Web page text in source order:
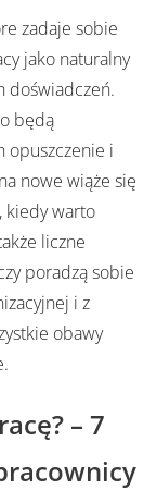
zadaje sobie
jako naturalny
doświadczeń.
będą
opuszczenie i
nowe wiąże się
kiedy warto
liczne
poradzą sobie
i z
obawy
– 7